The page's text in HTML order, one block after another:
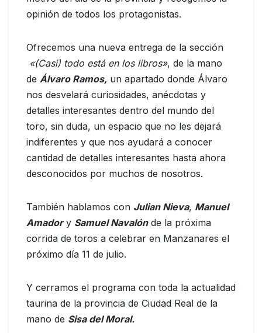
opinión de todos los protagonistas.
Ofrecemos una nueva entrega de la sección
«(Casi) todo está en los libros», de la mano
de Álvaro Ramos, un apartado donde Álvaro
nos desvelará curiosidades, anécdotas y
detalles interesantes dentro del mundo del
toro, sin duda, un espacio que no les dejará
indiferentes y que nos ayudará a conocer
cantidad de detalles interesantes hasta ahora
desconocidos por muchos de nosotros.
También hablamos con Julian Nieva, Manuel
Amadory Samuel Navalónde la próxima
corrida de toros a celebrar en Manzanares el
próximo día 11 de julio.
Y cerramos el programa con toda la actualidad
taurina de la provincia de Ciudad Real de la
mano de Sisa del Moral.